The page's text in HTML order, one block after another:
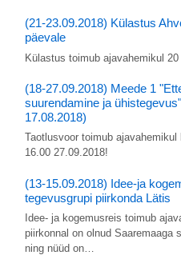
(21-23.09.2018) Külastus
päevale
Külastus toimub ajavahemikul 20
(18-27.09.2018) Meede 1
suurendamine ja
17.08.2018)
Taotlusvoor toimub ajavahemikul
16.00 27.09.2018!
(13-15.09.2018) Idee-ja
tegevusgrupi piirkonda Lätis
Idee- ja kogemusreis toimub
piirkonnal on olnud Saaremaaga
ning nüüd on…